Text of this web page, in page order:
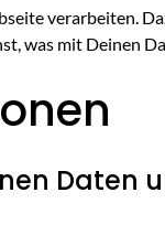
verarbeiten.
was mit Deinen
Daten